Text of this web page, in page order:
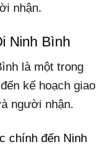
nhận.
Ninh Bình
là một trong
kế hoạch giao
người nhận.
chính đến Ninh